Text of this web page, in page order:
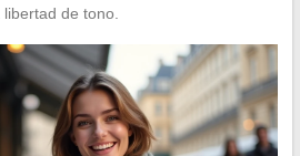
de tono.